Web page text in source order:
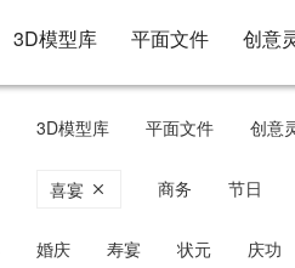
3D模型库 平面文件 创意
3D模型库 平面文件 创意
喜宴 商务 节日
婚庆 寿宴 状元 庆功